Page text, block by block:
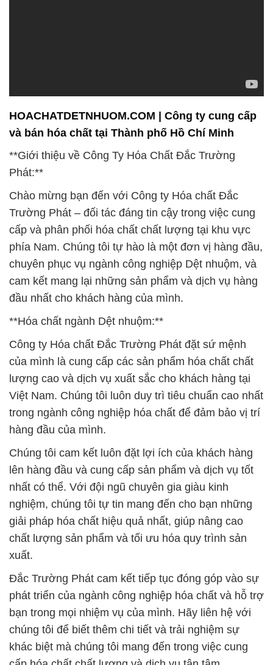
HOACHATDETNHUOM.COM | Công ty cung cấp
và bán hóa chất tại Thành phố Hồ Chí Minh
**Giới thiệu về Công Ty Hóa Chất Đắc Trường
Phát:**
Chào mừng bạn đến với Công ty Hóa chất Đắc
Trường Phát – đối tác đáng tin cậy trong việc cung
cấp và phân phối hóa chất chất lượng tại khu vực
phía Nam. Chúng tôi tự hào là một đơn vị hàng đầu,
chuyên phục vụ ngành công nghiệp Dệt nhuộm, và
cam kết mang lại những sản phẩm và dịch vụ hàng
đầu nhất cho khách hàng của mình.
**Hóa chất ngành Dệt nhuộm:**
Công ty Hóa chất Đắc Trường Phát đặt sứ mệnh
của mình là cung cấp các sản phẩm hóa chất chất
lượng cao và dịch vụ xuất sắc cho khách hàng tại
Việt Nam. Chúng tôi luôn duy trì tiêu chuẩn cao nhất
trong ngành công nghiệp hóa chất để đảm bảo vị trí
hàng đầu của mình.
Chúng tôi cam kết luôn đặt lợi ích của khách hàng
lên hàng đầu và cung cấp sản phẩm và dịch vụ tốt
nhất có thể. Với đội ngũ chuyên gia giàu kinh
nghiệm, chúng tôi tự tin mang đến cho bạn những
giải pháp hóa chất hiệu quả nhất, giúp nâng cao
chất lượng sản phẩm và tối ưu hóa quy trình sản
xuất.
Đắc Trường Phát cam kết tiếp tục đóng góp vào sự
phát triển của ngành công nghiệp hóa chất và hỗ trợ
bạn trong mọi nhiệm vụ của mình. Hãy liên hệ với
chúng tôi để biết thêm chi tiết và trải nghiệm sự
khác biệt mà chúng tôi mang đến trong việc cung